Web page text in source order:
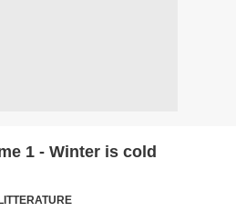
1 - Winter is cold